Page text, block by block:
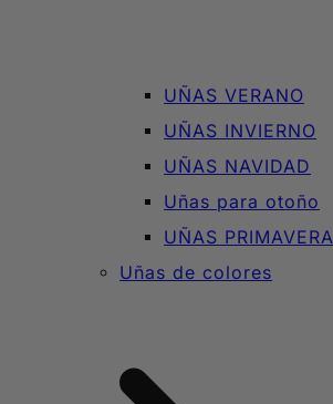
UÑAS VERANO
UÑAS INVIERNO
UÑAS NAVIDAD
Uñas para otoño
UÑAS PRIMAVERA
Uñas de colores